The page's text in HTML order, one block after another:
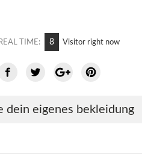
REAL TIME: 13 Visitor right now
dein eigenes bekleidung